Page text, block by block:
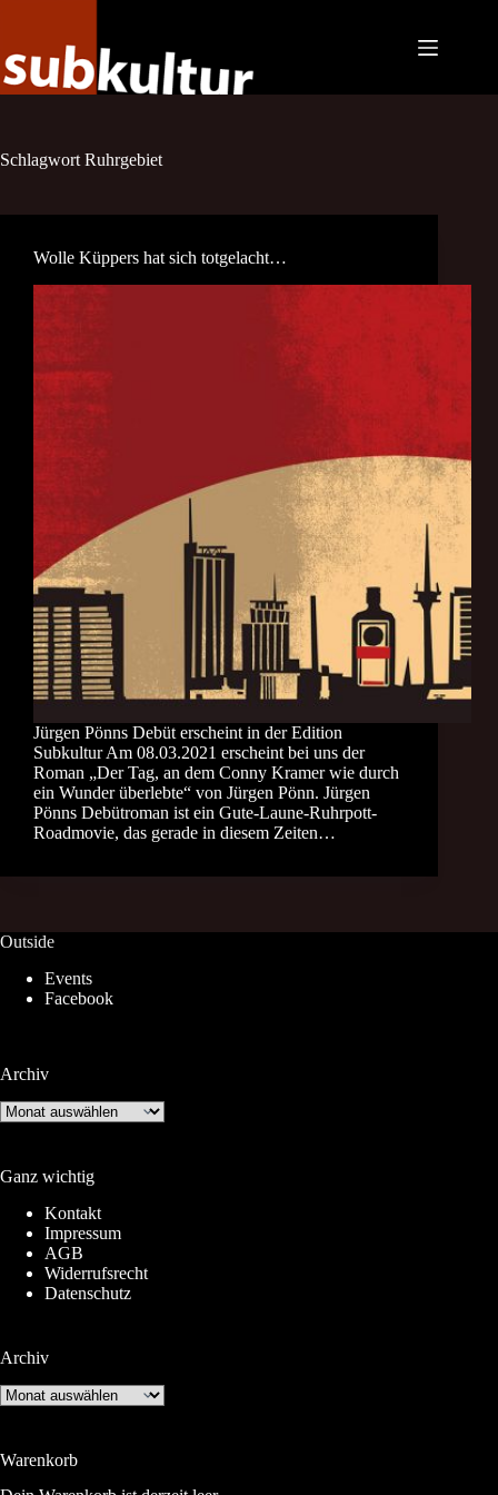
Schlagwort Ruhrgebiet
Wolle Küppers hat sich totgelacht…
Jürgen Pönns Debüt erscheint in der Edition
Subkultur Am 08.03.2021 erscheint bei uns der
Roman „Der Tag, an dem Conny Kramer wie durch
ein Wunder überlebte“ von Jürgen Pönn. Jürgen
Pönns Debütroman ist ein Gute-Laune-Ruhrpott-
Roadmovie, das gerade in diesem Zeiten…
Outside
Events
Facebook
Archiv
Archiv
Ganz wichtig
Kontakt
Impressum
AGB
Widerrufsrecht
Datenschutz
Archiv
Archiv
Warenkorb